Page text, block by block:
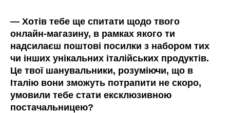
—Хотів тебе ще спитати щодо твого
онлайн-магазину, в рамках якого ти
надсилаєш поштові посилки з набором тих
чи інших унікальних італійських продуктів.
Це твої шанувальники, розуміючи, що в
Італію вони зможуть потрапити не скоро,
умовили тебе стати ексклюзивною
постачальницею?